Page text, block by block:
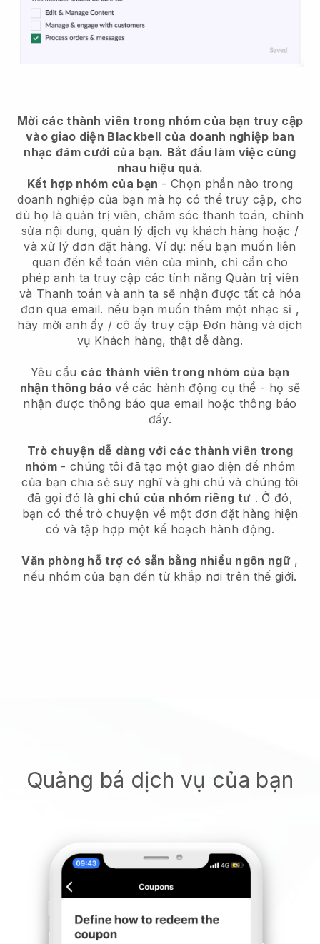
Mời các thành viên trong nhóm của bạn truy cập
vào giao diện Blackbell của doanh nghiệp ban
nhạc đám cưới của bạn. Bắt đầu làm việc cùng
nhau hiệu quả.
Kết hợp nhóm của bạn - Chọn phần nào trong
doanh nghiệp của bạn mà họ có thể truy cập, cho
dù họ là quản trị viên, chăm sóc thanh toán, chỉnh
sửa nội dung, quản lý dịch vụ khách hàng hoặc /
và xử lý đơn đặt hàng. Ví dụ: nếu bạn muốn liên
quan đến kế toán viên của mình, chỉ cần cho
phép anh ta truy cập các tính năng Quản trị viên
và Thanh toán và anh ta sẽ nhận được tất cả hóa
đơn qua email. nếu bạn muốn thêm một nhạc sĩ ,
hãy mời anh ấy / cô ấy truy cập Đơn hàng và dịch
vụ Khách hàng, thật dễ dàng.
Yêu cầu các thành viên trong nhóm của bạn
nhận thông báo về các hành động cụ thể - họ sẽ
nhận được thông báo qua email hoặc thông báo
đẩy.
Trò chuyện dễ dàng với các thành viên trong
nhóm - chúng tôi đã tạo một giao diện để nhóm
của bạn chia sẻ suy nghĩ và ghi chú và chúng tôi
đã gọi đó là ghi chú của nhóm riêng tư . Ở đó,
bạn có thể trò chuyện về một đơn đặt hàng hiện
có và tập hợp một kế hoạch hành động.
Văn phòng hỗ trợ có sẵn bằng nhiều ngôn ngữ ,
nếu nhóm của bạn đến từ khắp nơi trên thế giới.
Quảng bá dịch vụ của bạn